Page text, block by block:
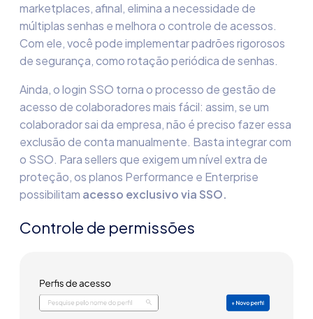
marketplaces, afinal, elimina a necessidade de
múltiplas senhas e melhora o controle de acessos.
Com ele, você pode implementar padrões rigorosos
de segurança, como rotação periódica de senhas.
Ainda, o login SSO torna o processo de gestão de
acesso de colaboradores mais fácil: assim, se um
colaborador sai da empresa, não é preciso fazer essa
exclusão de conta manualmente. Basta integrar com
o SSO. Para sellers que exigem um nível extra de
proteção, os planos Performance e Enterprise
possibilitam acesso exclusivo via SSO.
Controle de permissões